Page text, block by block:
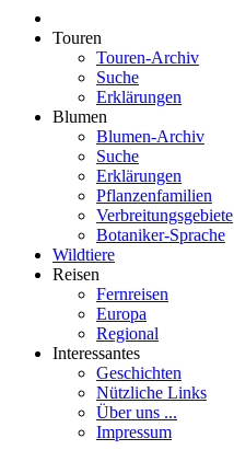
Touren
Touren-Archiv
Suche
Erklärungen
Blumen
Blumen-Archiv
Suche
Erklärungen
Pflanzenfamilien
Verbreitungsgebiete
Botaniker-Sprache
Wildtiere
Reisen
Fernreisen
Europa
Regional
Interessantes
Geschichten
Nützliche Links
Über uns ...
Impressum